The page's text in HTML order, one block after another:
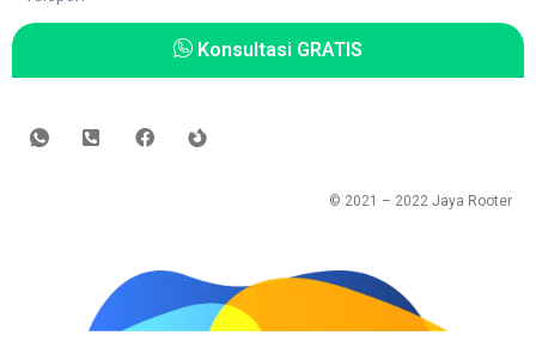
Konsultasi GRATIS
© 2021 – 2022 Jaya Rooter